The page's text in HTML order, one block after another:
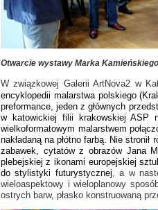
Otwarcie wystawy Marka Kamieńskiego
W związkowej Galerii ArtNova2 w
encyklopedii malarstwa polskiego
preformance, jeden z głównych
w katowickiej filii krakowskiej ASP
wielkoformatowym malarstwem
nakładaną na płótno farbą. Nie
zabawek, cytatów z obrazów Jana
plebejskiej z ikonami europejskiej
do stylistyki futurystycznej, a w
wieloaspektowy i wieloplanowy
ostrych barw, płasko konstruowaną